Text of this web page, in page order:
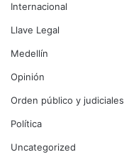
Internacional
Llave Legal
Medellín
Opinión
Orden público y judiciales
Política
Uncategorized